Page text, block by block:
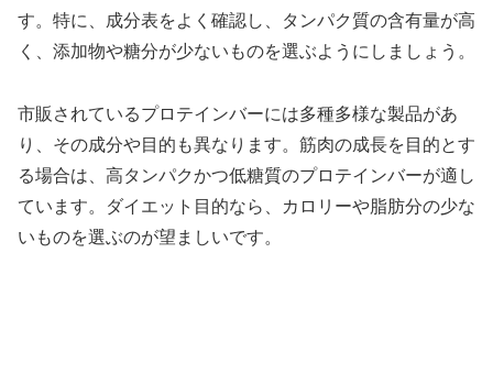
す。特に、成分表をよく確認し、タンパク質の含有量が高
く、添加物や糖分が少ないものを選ぶようにしましょう。
市販されているプロテインバーには多種多様な製品があ
り、その成分や目的も異なります。筋肉の成長を目的とす
る場合は、高タンパクかつ低糖質のプロテインバーが適し
ています。ダイエット目的なら、カロリーや脂肪分の少な
いものを選ぶのが望ましいです。